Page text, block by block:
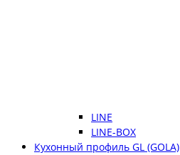
LINE
LINE-BOX
Кухонный профиль GL (GOLA)